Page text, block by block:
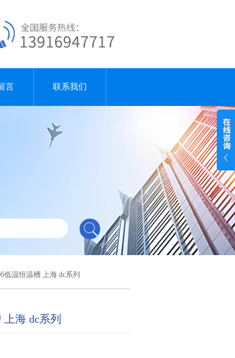
言 联系我们
低温恒温槽 上海 dc系列
海 dc系列